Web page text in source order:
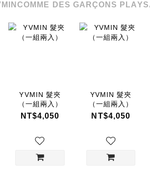
COMME DES GARÇONS PLAY
YVMIN 髮夾
（一組兩入）
NT$4,050
YVMIN 髮夾
（一組兩入）
NT$4,050